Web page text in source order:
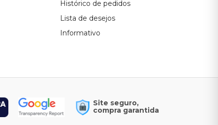
Histórico de pedidos
Lista de desejos
Informativo
Site seguro,
compra garantida